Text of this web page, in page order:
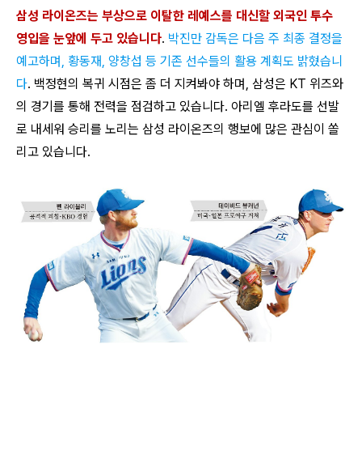
삼성 라이온즈는 부상으로 이탈한 레예스를 대신할 외국인 투수
영입을 눈앞에 두고 있습니다. 박진만 감독은 다음 주 최종 결정을
예고하며, 황동재, 양창섭 등 기존 선수들의 활용 계획도 밝혔습니
다. 백정현의 복귀 시점은 좀 더 지켜봐야 하며, 삼성은 KT 위즈와
의 경기를 통해 전력을 점검하고 있습니다. 아리엘 후라도를 선발
로 내세워 승리를 노리는 삼성 라이온즈의 행보에 많은 관심이 쏠
리고 있습니다.